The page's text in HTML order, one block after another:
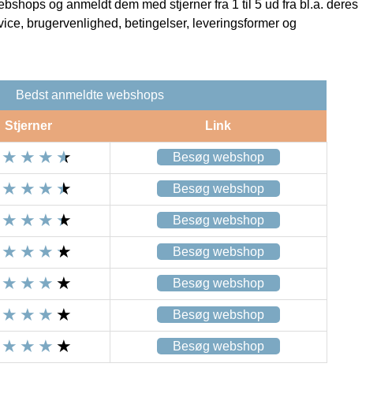
og anmeldt dem med stjerner fra 1 til 5 ud fra bl.a. deres
brugervenlighed, betingelser, leveringsformer og
Bedst anmeldte webshops
Stjerner Link
Besøg webshop
Besøg webshop
Besøg webshop
Besøg webshop
Besøg webshop
Besøg webshop
Besøg webshop